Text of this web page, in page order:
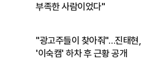
부족한 사람이었다"
"광고주들이 찾아줘"…진태현,
'이숙캠' 하차 후 근황 공개